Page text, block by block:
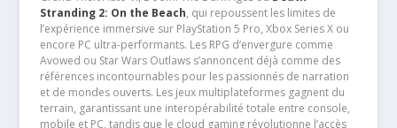
Stranding 2: On the Beach, qui repoussent les limites de
l’expérience immersive sur PlayStation 5 Pro, Xbox Series X ou
encore PC ultra-performants. Les RPG d’envergure comme
Avowed ou Star Wars Outlaws s’annoncent déjà comme des
références incontournables pour les passionnés de narration
et de mondes ouverts. Les jeux multiplateformes gagnent du
terrain, garantissant une interopérabilité totale entre console,
mobile et PC, tandis que le cloud gaming révolutionne l’accès